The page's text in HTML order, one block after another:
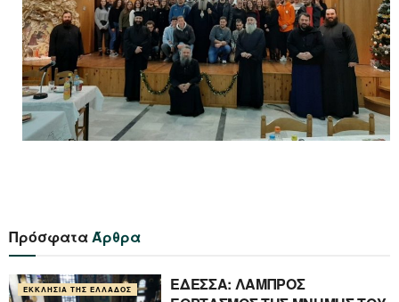
ΠρόσφαταΆρθρα
ΕΚΚΛΗΣΊΑ ΤΗΣ ΕΛΛΆΔΟΣ
ΕΔΕΣΣΑ: ΛΑΜΠΡΟΣ